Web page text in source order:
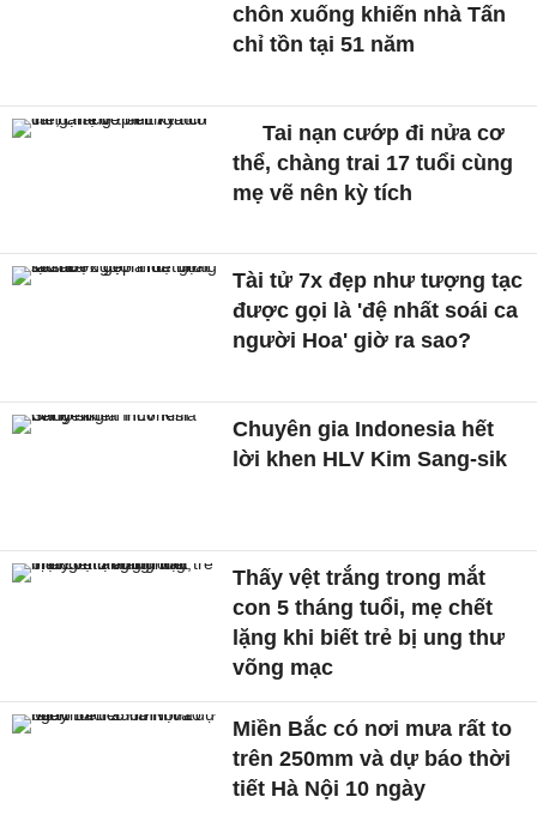
chôn xuống khiến nhà Tấn
chỉ tồn tại 51 năm
Tai nạn cướp đi nửa cơ
thể, chàng trai 17 tuổi cùng
mẹ vẽ nên kỳ tích
Tài tử 7x đẹp như tượng tạc
được gọi là 'đệ nhất soái ca
người Hoa' giờ ra sao?
Chuyên gia Indonesia hết
lời khen HLV Kim Sang-sik
Thấy vệt trắng trong mắt
con 5 tháng tuổi, mẹ chết
lặng khi biết trẻ bị ung thư
võng mạc
Miền Bắc có nơi mưa rất to
trên 250mm và dự báo thời
tiết Hà Nội 10 ngày